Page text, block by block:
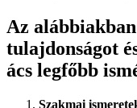
Az
tulajdonságot
ács legfőbb
Szakmai